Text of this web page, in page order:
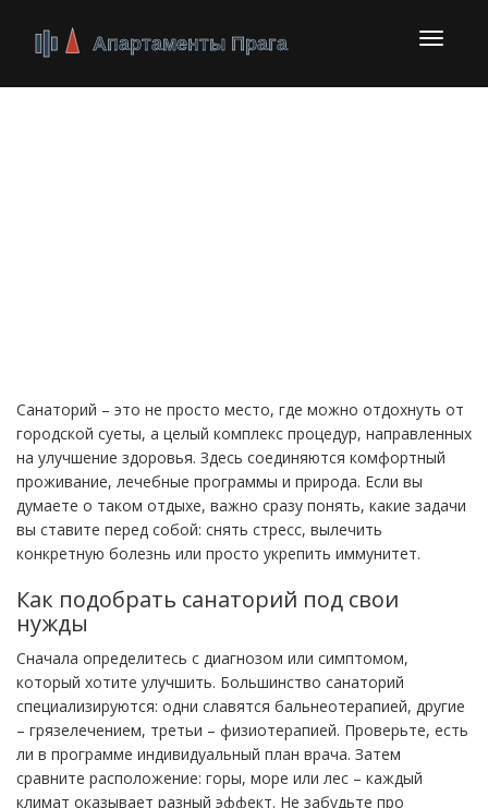
Санаторий – это не просто место, где можно отдохнуть от
городской суеты, а целый комплекс процедур, направленных
на улучшение здоровья. Здесь соединяются комфортный
проживание, лечебные программы и природа. Если вы
думаете о таком отдыхе, важно сразу понять, какие задачи
вы ставите перед собой: снять стресс, вылечить
конкретную болезнь или просто укрепить иммунитет.
Как подобрать санаторий под свои
нужды
Сначала определитесь с диагнозом или симптомом,
который хотите улучшить. Большинство санаторий
специализируются: одни славятся бальнеотерапией, другие
– грязелечением, третьи – физиотерапией. Проверьте, есть
ли в программе индивидуальный план врача. Затем
сравните расположение: горы, море или лес – каждый
климат оказывает разный эффект. Не забудьте про